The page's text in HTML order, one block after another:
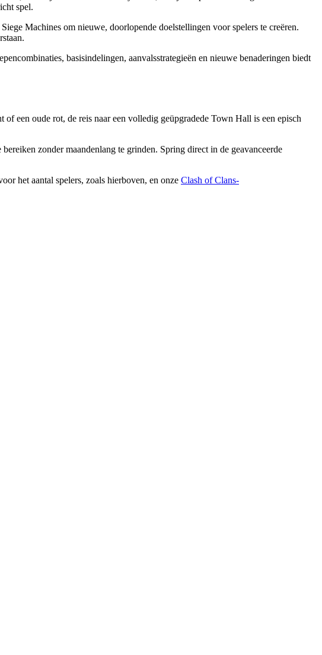
spel.
Machines om nieuwe, doorlopende doelstellingen voor spelers te creëren.
basisindelingen, aanvalsstrategieën en nieuwe benaderingen biedt
een oude rot, de reis naar een volledig geüpgradede Town Hall is een episch
zonder maandenlang te grinden. Spring direct in de geavanceerde
het aantal spelers, zoals hierboven, en onze Clash of Clans-